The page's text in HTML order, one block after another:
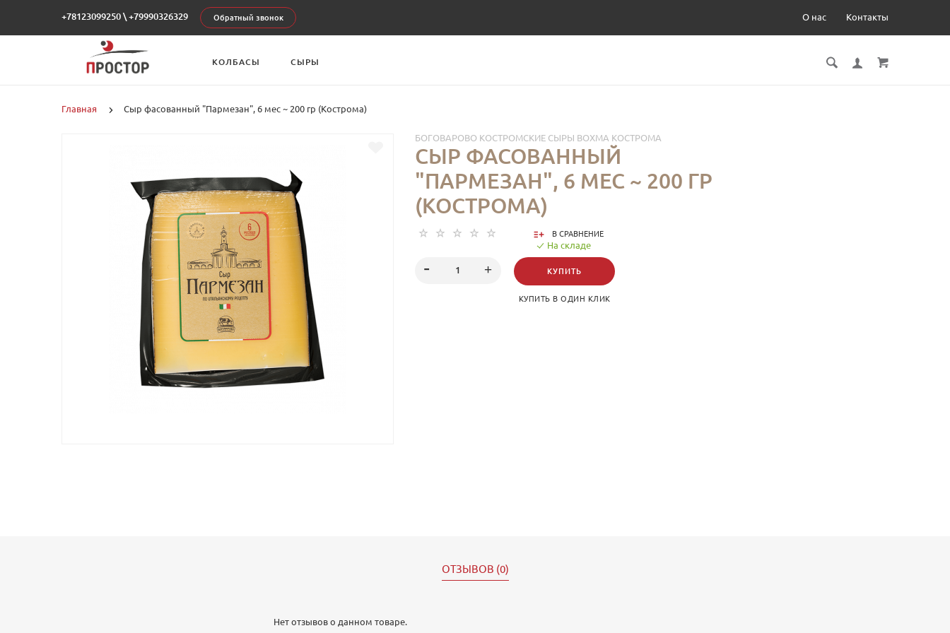
+78123099250 \ +79990326329 Обратный звонок О нас Контакты
КОЛБАСЫ СЫРЫ
Главная Сыр фасованный "Пармезан", 6 мес ~ 200 гр (Кострома)
БОГОВАРОВО КОСТРОМСКИЕ СЫРЫ ВОХМА КОСТРОМА
СЫР ФАСОВАННЫЙ
"ПАРМЕЗАН", 6 МЕС ~ 200 ГР
(КОСТРОМА)
В СРАВНЕНИЕ
На складе
КУПИТЬ
КУПИТЬ В ОДИН КЛИК
ОТЗЫВОВ (0)
Нет отзывов о данном товаре.